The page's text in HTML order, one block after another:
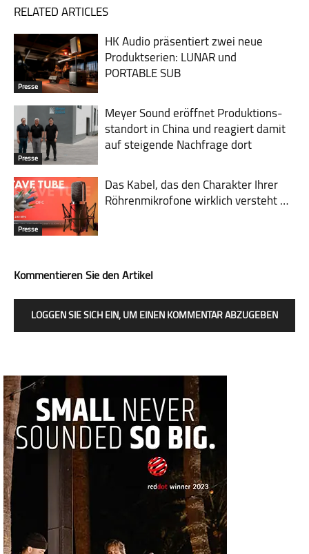
RELATED ARTICLES
Presse
HK Audio präsentiert zwei neue
Produktserien: LUNAR und
PORTABLE SUB
Presse
Meyer Sound eröffnet Pro­duk­tions­
stand­ort in China und rea­giert damit
auf steigende Nach­frage dort
Presse
Das Kabel, das den Charakter Ihrer
Röhrenmikrofone wirklich versteht …
Kommentieren Sie den Artikel
LOGGEN SIE SICH EIN, UM EINEN KOMMENTAR ABZUGEBEN